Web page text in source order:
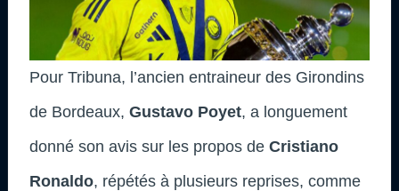
Pour Tribuna, l’ancien entraineur des Girondins
de Bordeaux, Gustavo Poyet, a longuement
donné son avis sur les propos de Cristiano
Ronaldo, répétés à plusieurs reprises, comme